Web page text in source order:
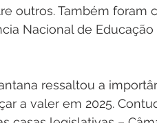
outros. Também foram
Nacional de Educação
ressaltou a
a valer em 2025.